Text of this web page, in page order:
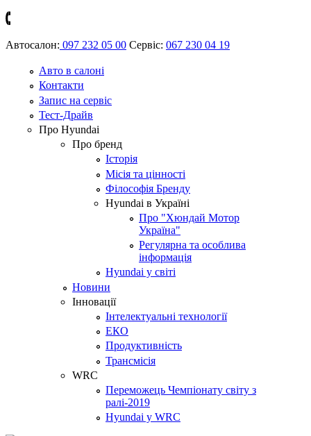
Автосалон: 097 232 05 00 Сервіс: 067 230 04 19
Авто в салоні
Контакти
Запис на сервіс
Тест-Драйв
Про Hyundai
Про бренд
Історія
Місія та цінності
Філософія Бренду
Hyundai в Україні
Про "Хюндай Мотор
Україна"
Регулярна та особлива
інформація
Hyundai у світі
Новини
Інновації
Інтелектуальні технології
ЕКО
Продуктивність
Трансмісія
WRC
Переможець Чемпіонату світу з
ралі-2019
Hyundai у WRC